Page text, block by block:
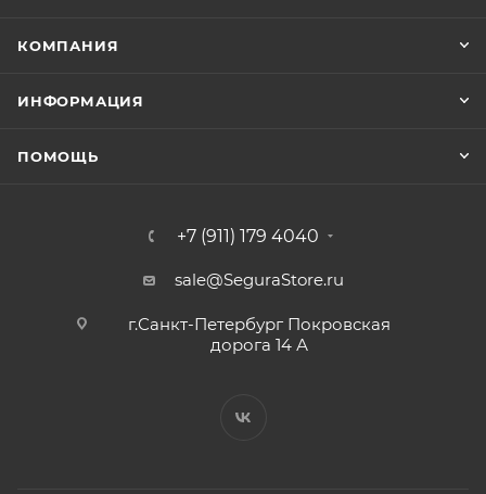
КОМПАНИЯ
ИНФОРМАЦИЯ
ПОМОЩЬ
+7 (911) 179 4040
sale@SeguraStore.ru
г.Санкт-Петербург Покровская
дорога 14 А